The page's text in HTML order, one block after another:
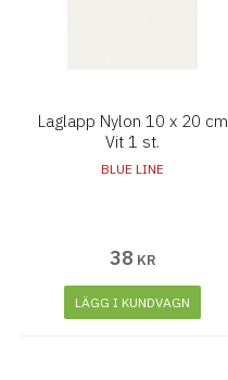
Laglapp Nylon 10 x 20 cm
Vit 1 st.
BLUE LINE
38 KR
LÄGG I KUNDVAGN